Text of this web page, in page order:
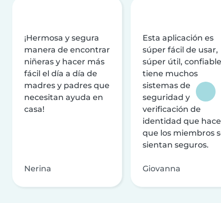
¡Hermosa y segura
manera de encontrar
niñeras y hacer más
fácil el día a día de
madres y padres que
necesitan ayuda en
casa!
Nerina
Esta aplicación es
súper fácil de usar,
súper útil,
tiene muchos
sistemas de
seguridad y
verificación de
identidad que
que los miembros
sientan seguros.
Giovanna